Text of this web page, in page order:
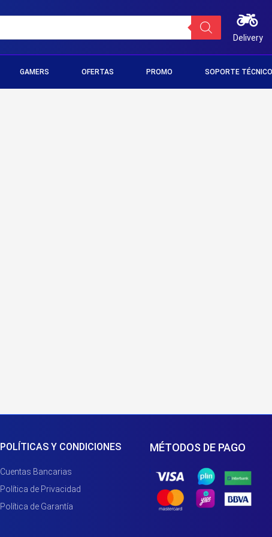
Delivery
GAMERS OFERTAS PROMO SOPORTE TÉCNICO
POLÍTICAS Y CONDICIONES
Cuentas Bancarias
Política de Privacidad
Política de Garantía
MÉTODOS DE PAGO